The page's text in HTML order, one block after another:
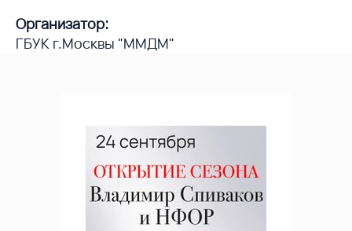
Организатор:
ГБУК г.Москвы "ММДМ"